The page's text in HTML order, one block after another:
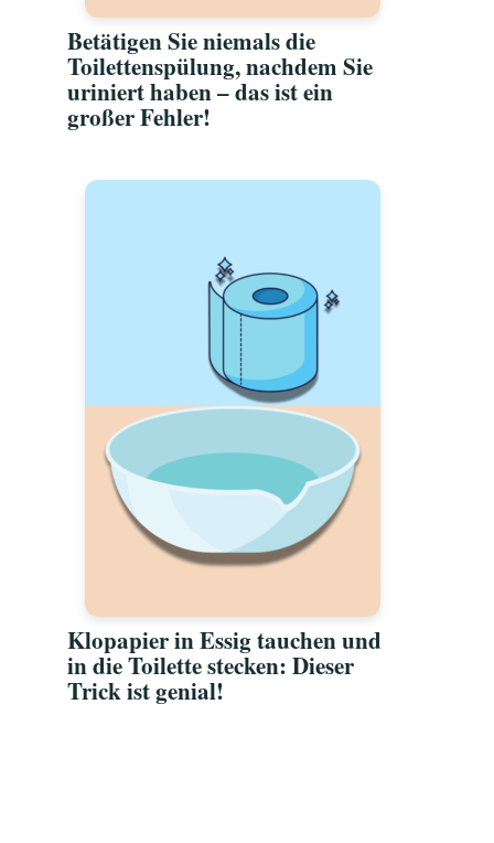
Betätigen Sie niemals die
Toilettenspülung, nachdem Sie
uriniert haben – das ist ein
großer Fehler!
Klopapier in Essig tauchen und
in die Toilette stecken: Dieser
Trick ist genial!